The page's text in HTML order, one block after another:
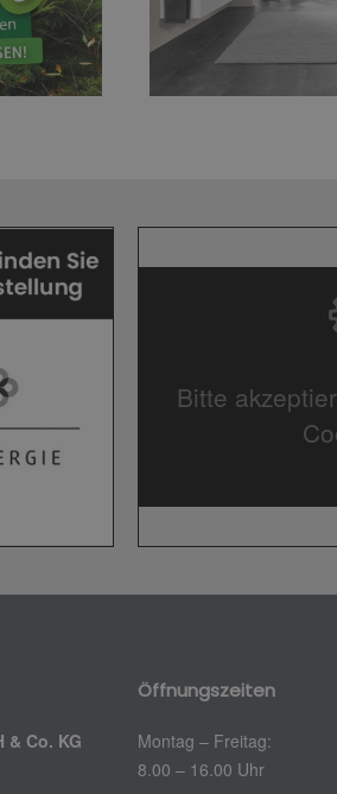
Bitte
& Co. KG
Öffnungszeiten
Montag – Freitag:
8.00 – 16.00 Uhr